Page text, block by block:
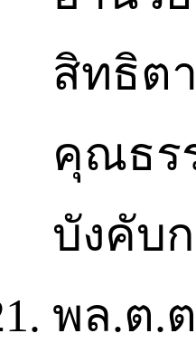
สิทธิต
คุณธร
บังคับ
พล.ต.